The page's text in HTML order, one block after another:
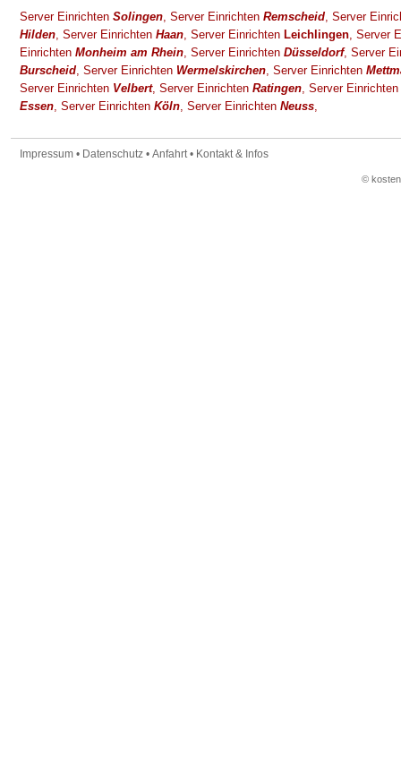
Server Einrichten Solingen, Server Einrichten Remscheid, Server
Hilden, Server Einrichten Haan, Server Einrichten Leichlingen, Server
Einrichten Monheim am Rhein, Server Einrichten Düsseldorf, Server
Burscheid, Server Einrichten Wermelskirchen, Server Einrichten
Server Einrichten Velbert, Server Einrichten Ratingen, Server Einrichten
Essen, Server Einrichten Köln, Server Einrichten Neuss,
Impressum • Datenschutz • Anfahrt• Kontakt & Infos
©